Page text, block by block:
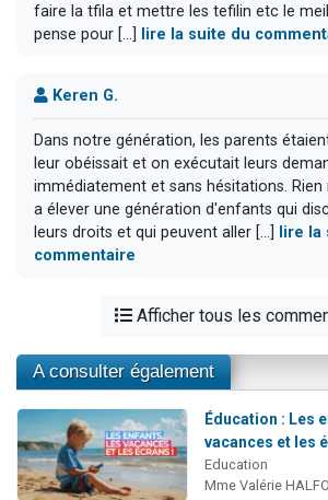
faire la tfila et mettre les tefilin etc le
pense pour [...]
lire la suite du
Keren G.
Dans notre génération, les parents
leur obéissait et on exécutait leurs
immédiatement et sans hésitations. Rien
a élever une génération d'enfants qui
leurs droits et qui peuvent aller [...]
lire la
commentaire
Afficher tous les
A consulter également
Éducation : Les
vacances et les
Education
Mme Valérie